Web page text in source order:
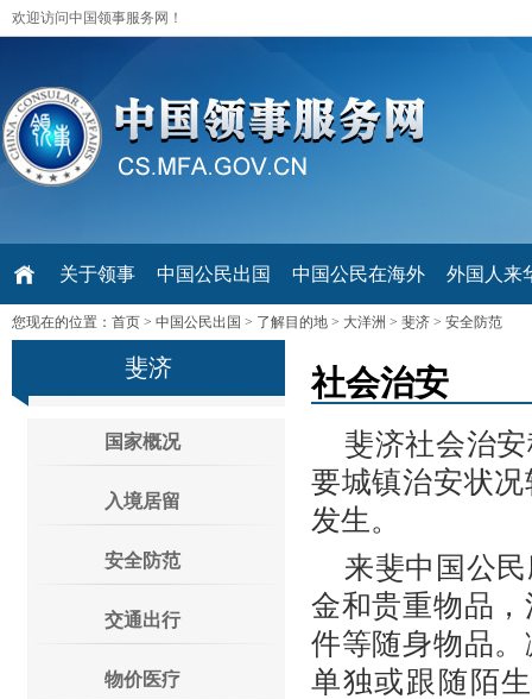
欢迎访问中国领事服务网！
关于领事 中国公民出国 中国公民在海外 外国人来
您现在的位置： 首页 > 中国公民出国 > 了解目的地 > 大洋洲 > 斐济 > 安全防范
斐济
国家概况
入境居留
安全防范
交通出行
物价医疗
社会治安
斐济社会治
要城镇治安状
发生。
来斐中国公
金和贵重物品
件等随身物品
单独或跟随陌